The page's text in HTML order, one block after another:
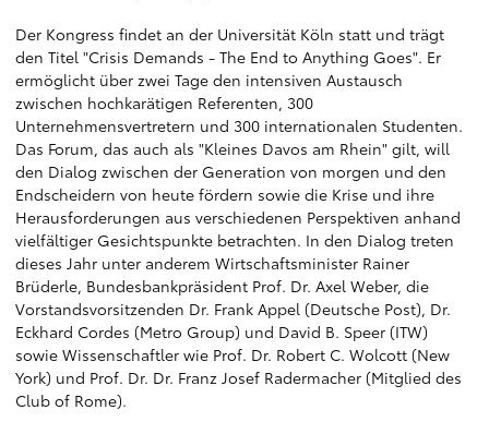
Der Kongress findet an der Universität Köln statt und trägt
den Titel "Crisis Demands - The End to Anything Goes". Er
ermöglicht über zwei Tage den intensiven Austausch
zwischen hochkarätigen Referenten, 300
Unternehmensvertretern und 300 internationalen Studenten.
Das Forum, das auch als "Kleines Davos am Rhein" gilt, will
den Dialog zwischen der Generation von morgen und den
Endscheidern von heute fördern sowie die Krise und ihre
Herausforderungen aus verschiedenen Perspektiven anhand
vielfältiger Gesichtspunkte betrachten. In den Dialog treten
dieses Jahr unter anderem Wirtschaftsminister Rainer
Brüderle, Bundesbankpräsident Prof. Dr. Axel Weber, die
Vorstandsvorsitzenden Dr. Frank Appel (Deutsche Post), Dr.
Eckhard Cordes (Metro Group) und David B. Speer (ITW)
sowie Wissenschaftler wie Prof. Dr. Robert C. Wolcott (New
York) und Prof. Dr. Dr. Franz Josef Radermacher (Mitglied des
Club of Rome).